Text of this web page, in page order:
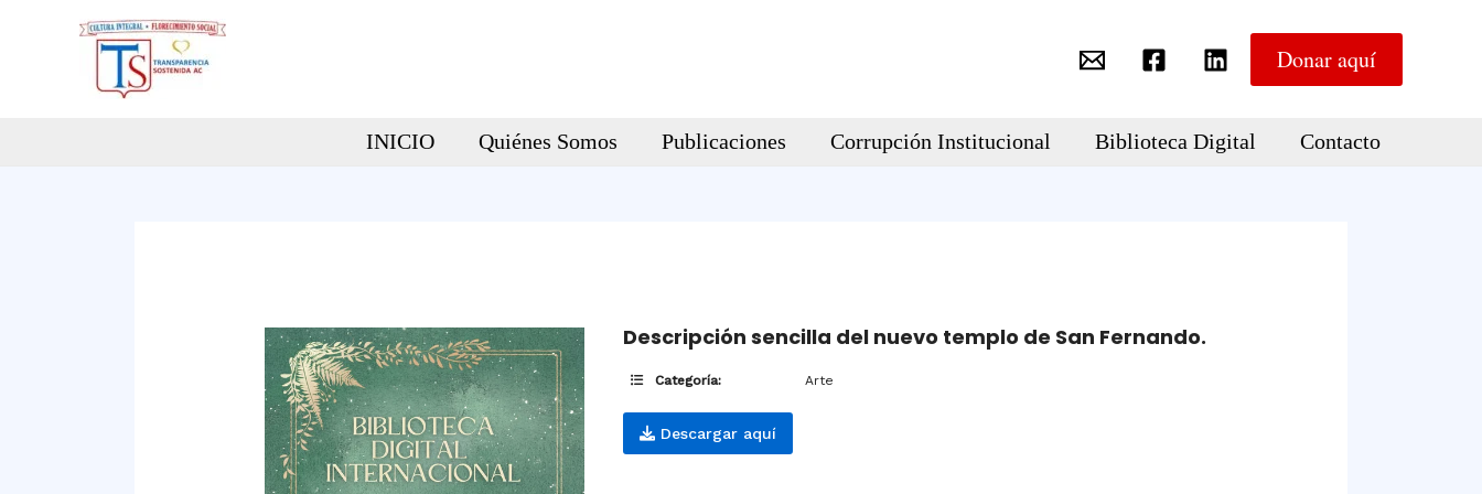
Donar aquí
INICIO Quiénes Somos Publicaciones Corrupción Institucional Biblioteca Digital Contacto
Descripción sencilla del nuevo templo de San Fernando.
Categoría: Arte
Descargar aquí